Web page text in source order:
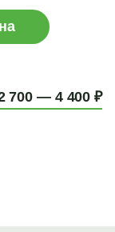
700 — 4 400 ₽